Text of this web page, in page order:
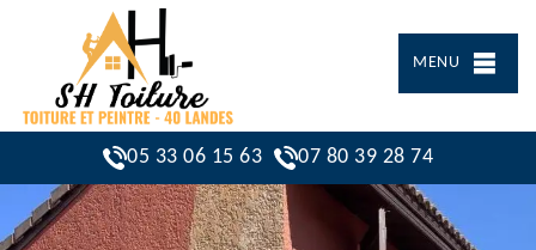
MENU
05 33 06 15 63 07 80 39 28 74